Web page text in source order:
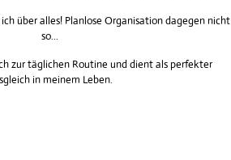
über alles! Planlose Organisation dagegen nicht
so...
zur täglichen Routine und dient als perfekter
in meinem Leben.